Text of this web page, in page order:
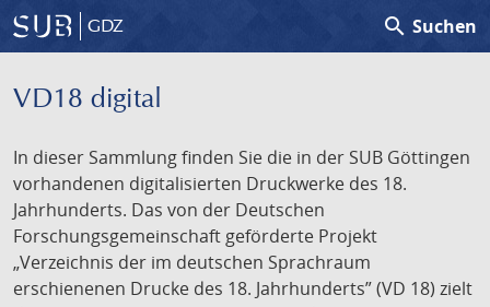
GDZ search Suchen
VD18 digital
In dieser Sammlung finden Sie die in der SUB Göttingen
vorhandenen digitalisierten Druckwerke des 18.
Jahrhunderts. Das von der Deutschen
Forschungsgemeinschaft geförderte Projekt
„Verzeichnis der im deutschen Sprachraum
erschienenen Drucke des 18. Jahrhunderts” (VD 18) zielt